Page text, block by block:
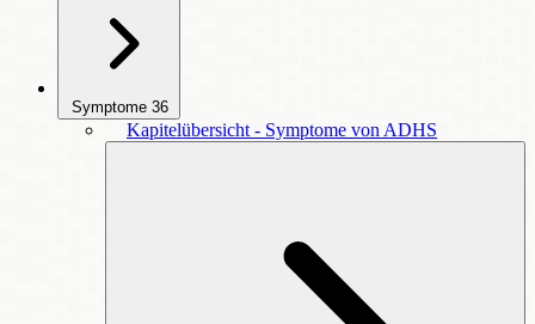
Symptome 36
Kapitelübersicht - Symptome von ADHS